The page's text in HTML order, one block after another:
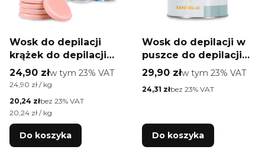
Wosk do depilacji
krążek do depilacji
bezpaskowej
Xanitalia różowy
Cena brutto
24,90 złw tym %s VAT
w tym 23% VAT
Cena jednostkowa brutto
24,90 zł / kg
Cena netto
20,24 złbez 23% VAT
Cena jednostkowa netto
20,24 zł / kg
Do koszyka
Wosk do depilacji w
puszce do depilacji
paskowej Xanitalia
Clorofilla roślinny
800ml
Cena brutto
29,90 złw tym %s VAT
w tym 23% VAT
Cena netto
24,31 złbez 23% VAT
Do koszyka